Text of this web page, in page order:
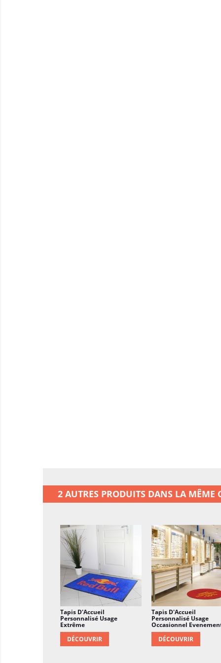
2 AUTRES PRODUITS DANS LA MÊME
Tapis D'Accueil
Personnalisé Usage
Extrême
DÉCOUVRIR
Tapis D'Accueil
Personnalisé Usage
Occasionnel
DÉCOUVRIR